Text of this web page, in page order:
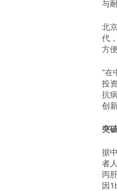
与
北
代
方
“在
投
抗
创
突
据
者
丙
因